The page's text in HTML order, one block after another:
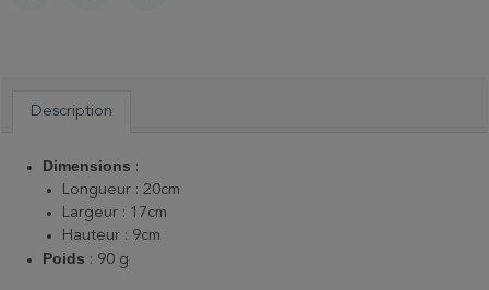
Description
Dimensions :
Longueur : 20cm
Largeur : 17cm
Hauteur : 9cm
Poids : 90 g